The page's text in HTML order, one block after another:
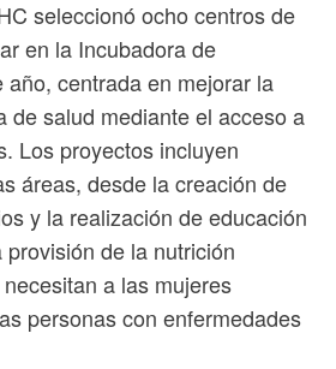
seleccionó ocho centros de
en la Incubadora de
año, centrada en mejorar la
de salud mediante el acceso a
Los proyectos incluyen
áreas, desde la creación de
y la realización de educación
de la nutrición
a las mujeres
personas con enfermedades